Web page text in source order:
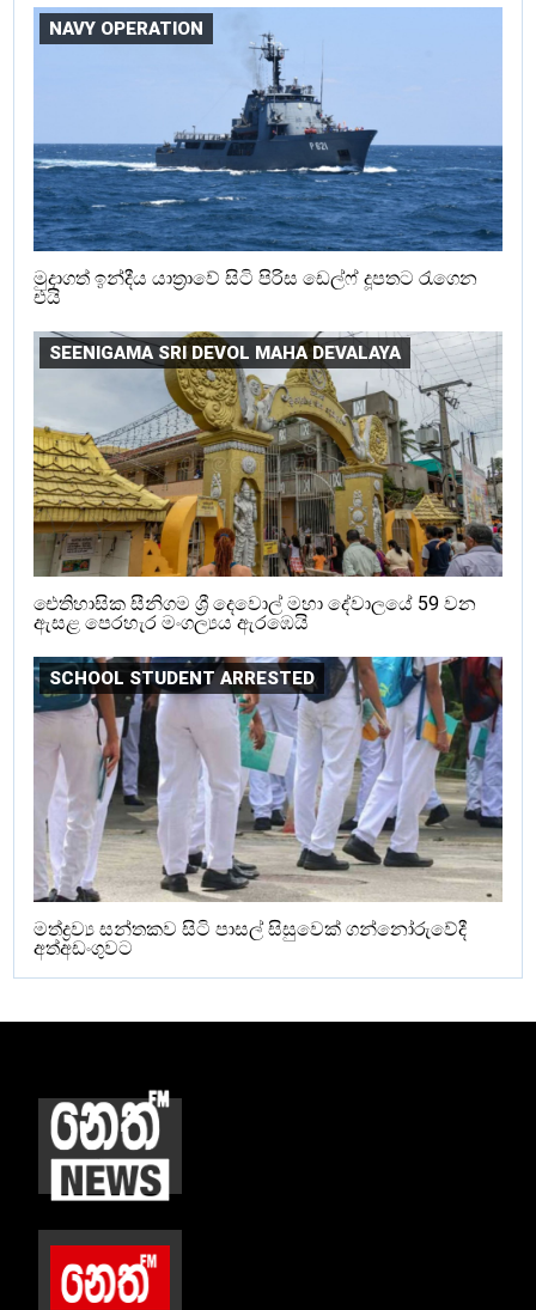
NAVY OPERATION
මුදාගත් ඉන්දීය යාත්‍රාවේ සිටි පිරිස ඩෙල්ෆ් දූපතට රැගෙන
එයි
SEENIGAMA SRI DEVOL MAHA DEVALAYA
ඓතිහාසික සීනිගම ශ්‍රී දෙවොල් මහා දේවාලයේ 59 වන
ඇසළ පෙරහැර මංගල්‍යය ඇරඹෙයි
SCHOOL STUDENT ARRESTED
මත්ද්‍රව්‍ය සන්තකව සිටි පාසල් සිසුවෙක් ගන්නෝරුවේදී
අත්අඩංගුවට